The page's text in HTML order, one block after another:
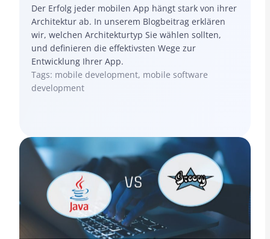
Der Erfolg jeder mobilen App hängt stark von ihrer
Architektur ab. In unserem Blogbeitrag erklären
wir, welchen Architekturtyp Sie wählen sollten,
und definieren die effektivsten Wege zur
Entwicklung Ihrer App.
Tags: mobile development, mobile software
development